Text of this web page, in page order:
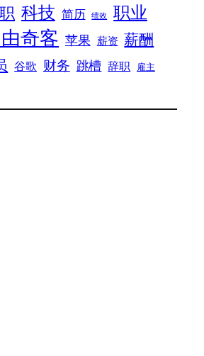
科技 简历 绩效 职业
奇客 苹果 薪资 薪酬
谷歌 财务 跳槽 辞职 雇主